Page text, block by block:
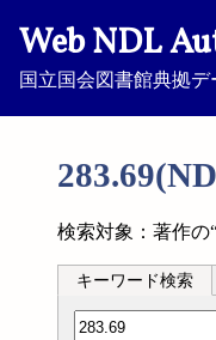
Web NDL
国立国会図書館典拠
検索対象：著作の
キーワード検索
分類記号検索